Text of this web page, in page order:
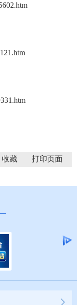
收藏